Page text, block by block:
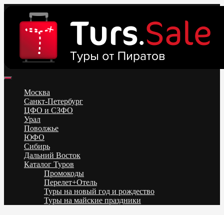
content
Низкие цены на путевки 3-7-10 ночей все включено, отдых на
море. Распродажа экскурсионных и горнолыжных туров.
Обновление каждый день. Официальный сайт Тур Сейл
Москва
Санкт-Петербург
ЦФО и СЗФО
Урал
Поволжье
ЮФО
Сибирь
Дальний Восток
Каталог Туров
Промокоды
Перелет+Отель
Туры на новый год и рождество
Туры на майские праздники